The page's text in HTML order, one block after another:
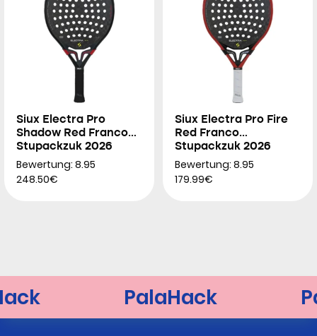
Siux Electra Pro
Shadow Red Franco
Stupackzuk 2026
Bewertung: 8.95
248.50€
Siux Electra Pro Fire
Red Franco
Stupackzuk 2026
Bewertung: 8.95
179.99€